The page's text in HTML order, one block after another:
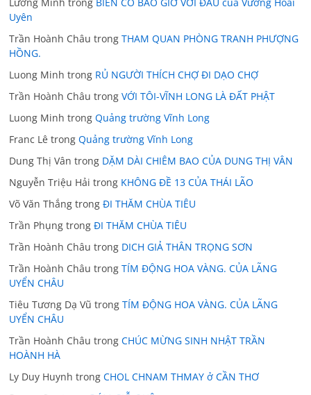
Uyên
Trần Hoành Châu trongTHAM QUAN PHÒNG TRANH PHƯỢNG
HỒNG.
Luong Minh trong RỦ NGƯỜI THÍCH CHỢ ĐI DẠO CHỢ
Trần Hoành Châu trongVỚI TÔI-VĨNH LONG LÀ ĐẤT PHẬT
Luong Minh trongQuảng trường Vĩnh Long
Franc Lê trongQuảng trường Vĩnh Long
Dung Thị Vân trong DẶM DÀI CHIÊM BAO CỦA DUNG THỊ VÂN
Nguyễn Triệu Hải trong KHÔNG ĐỀ 13 CỦA THÁI LÃO
Võ Văn Thắng trongĐI THĂM CHÙA TIÊU
Trần Phụng trongĐI THĂM CHÙA TIÊU
Trần Hoành Châu trong DICH GIẢ THÂN TRỌNG SƠN
Trần Hoành Châu trongTÍM ĐỘNG HOA VÀNG. CỦA LÃNG
UYỂN CHÂU
Tiêu Tương Dạ Vũ trongTÍM ĐỘNG HOA VÀNG. CỦA LÃNG
UYỂN CHÂU
Trần Hoành Châu trongCHÚC MỪNG SINH NHẬT TRẦN
HOÀNH HÀ
Ly Duy Huynh trongCHOL CHNAM THMAY ở CẦN THƠ